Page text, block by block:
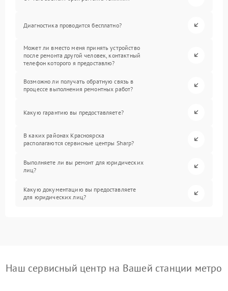
Диагностика проводится бесплатно?
Может ли вместо меня принять устройство
после ремонта другой человек, контактный
телефон которого я предоставлю?
Возможно ли получать обратную связь в
процессе выполнения ремонтных работ?
Какую гарантию вы предоставляете?
В каких районах Красноярска
располагаются сервисные центры Sharp?
Выполняете ли вы ремонт для юридических
лиц?
Какую документацию вы предоставляете
для юридических лиц?
Наш сервисный центр на Вашей станции метро